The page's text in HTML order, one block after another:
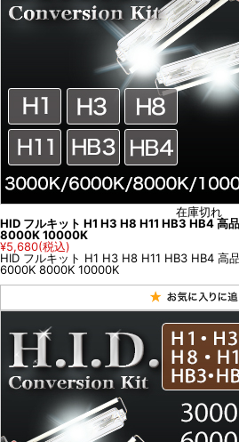
在庫切れ
HID フルキット H1 H3 H8 H11 HB3 HB4
8000K 10000K
¥5,680(税込)
HID フルキット H1 H3 H8 H11 HB3 HB4 高
6000K 8000K 10000K